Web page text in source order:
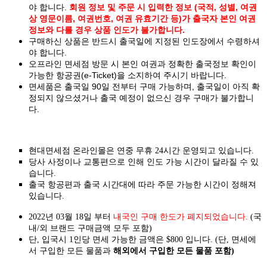
야 합니다. 회원 정보 및 주문 시 입력한 정보 (국적, 성별, 여권
상 영문이름, 여권번호, 여권 유효기간 등)가 출국자 본인 여권
정보와 다를 경우 상품 인도가 불가합니다.
구매하신 상품은 반드시 출국일에 지정된 인도장에서 수령하셔
야 합니다.
오프라인 면세점 방문 시 본인 여권과 정확한 출국정보 확인이
가능한 항공권(e-Ticket)을 소지하여 주시기 바랍니다.
면세품은 출국일 90일 전부터 구매 가능하며, 출국일이 아직 확
정되지 않으셨거나 출국 예정이 없으신 경우 구매가 불가합니
다.
현대면세점 온라인몰은 연중 무휴 24시간 운영되고 있습니다.
당사 사정이나 교통편으로 인해 인도 가능 시간이 달라질 수 있
습니다.
출국 항공편과 출국 시간대에 따라 주문 가능한 시간이 정해져
있습니다.
2022년 03월 18일 부터 내국인 구매 한도가 폐지되었습니다. (국
내/외 브랜드 구매금액 모두 포함)
단, 입국시 1인당 면세 가능한 금액은 $800 입니다. (단, 면세에
서 구입한 모든 물품과 해외에서 구입한 모든 물품 포함)